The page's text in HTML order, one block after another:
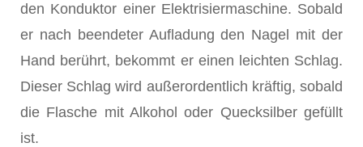
den Konduktor einer Elektrisiermaschine. Sobald
er nach beendeter Aufladung den Nagel mit der
Hand berührt, bekommt er einen leichten Schlag.
Dieser Schlag wird außerordentlich kräftig, sobald
die Flasche mit Alkohol oder Quecksilber gefüllt
ist.